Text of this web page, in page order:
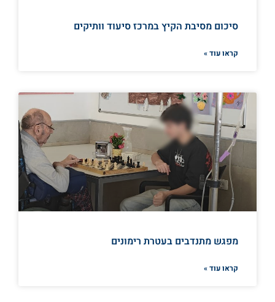
סיכום מסיבת הקיץ במרכז סיעוד וותיקים
קראו עוד »
מפגש מתנדבים בעטרת רימונים
קראו עוד »